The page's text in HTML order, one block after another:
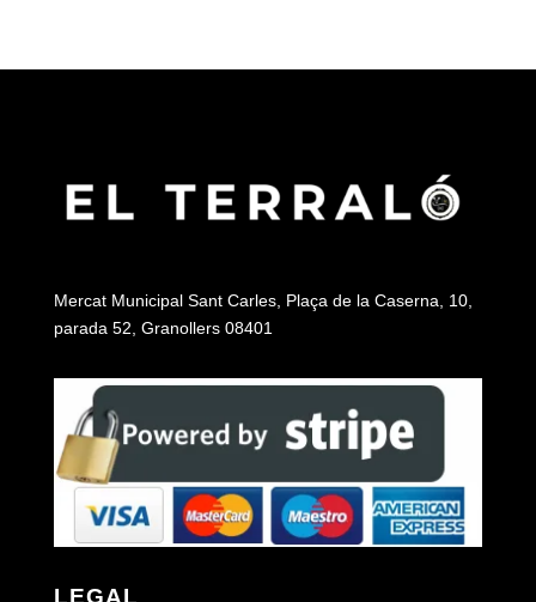
Mercat Municipal Sant Carles, Plaça de la Caserna, 10,
parada 52, Granollers 08401
LEGAL